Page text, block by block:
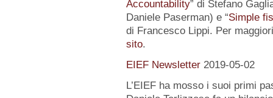
Accountability” di Stefano
Daniele Paserman) e “Simple
di Francesco Lippi. Per
sito.
EIEF Newsletter 2019-05-02
L’EIEF ha mosso i suoi primi